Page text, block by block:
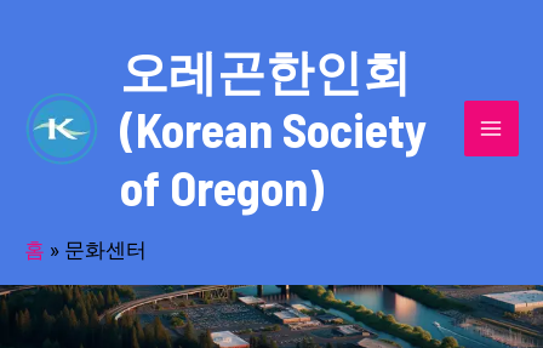
오레곤한인회
(Korean Society
of Oregon)
홈 » 문화센터
스포츠와 문화활동의 중심인 문화센터